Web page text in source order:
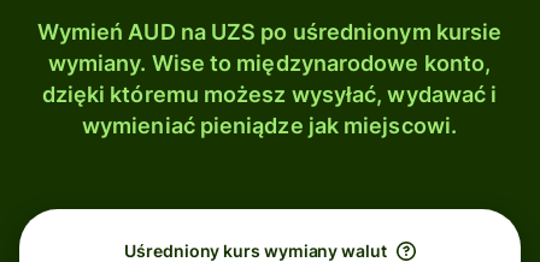
Wymień AUD na UZS po uśrednionym kursie
wymiany. Wise to międzynarodowe konto,
dzięki któremu możesz wysyłać, wydawać i
wymieniać pieniądze jak miejscowi.
Uśredniony kurs wymiany walut